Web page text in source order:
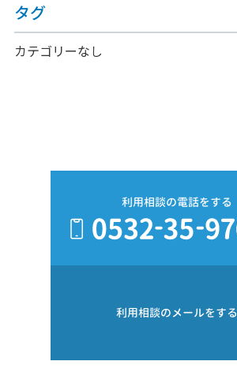
タグ
カテゴリーなし
利用相談の電話をする
利用相談のメールをする